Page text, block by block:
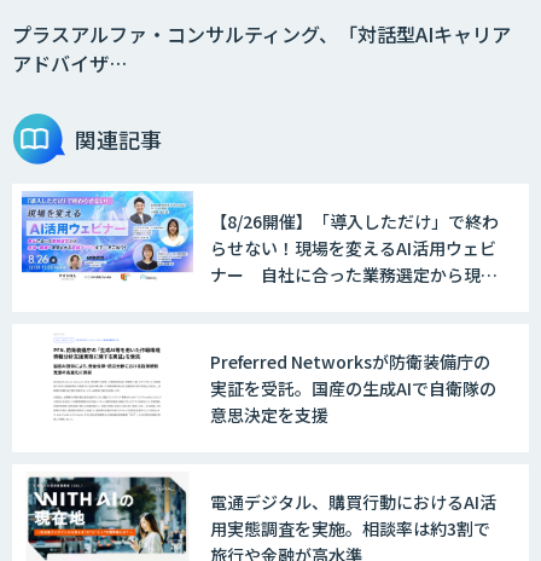
プラスアルファ・コンサルティング、「対話型AIキャリア
アドバイザ…
関連記事
【8/26開催】「導入しただけ」で終わ
らせない！現場を変えるAI活用ウェビ
ナー 自社に合った業務選定から現
Preferred Networksが防衛装備庁の
実証を受託。国産の生成AIで自衛隊の
意思決定を支援
電通デジタル、購買行動におけるAI活
用実態調査を実施。相談率は約3割で
旅行や金融が高水準